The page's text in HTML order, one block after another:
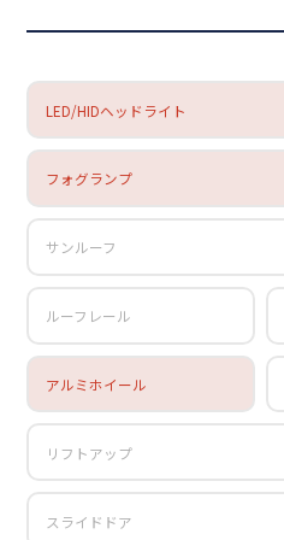
LED/HIDヘッドライト
フォグランプ
サンルーフ
ルーフレール
アルミホイール
リフトアップ
スライドドア